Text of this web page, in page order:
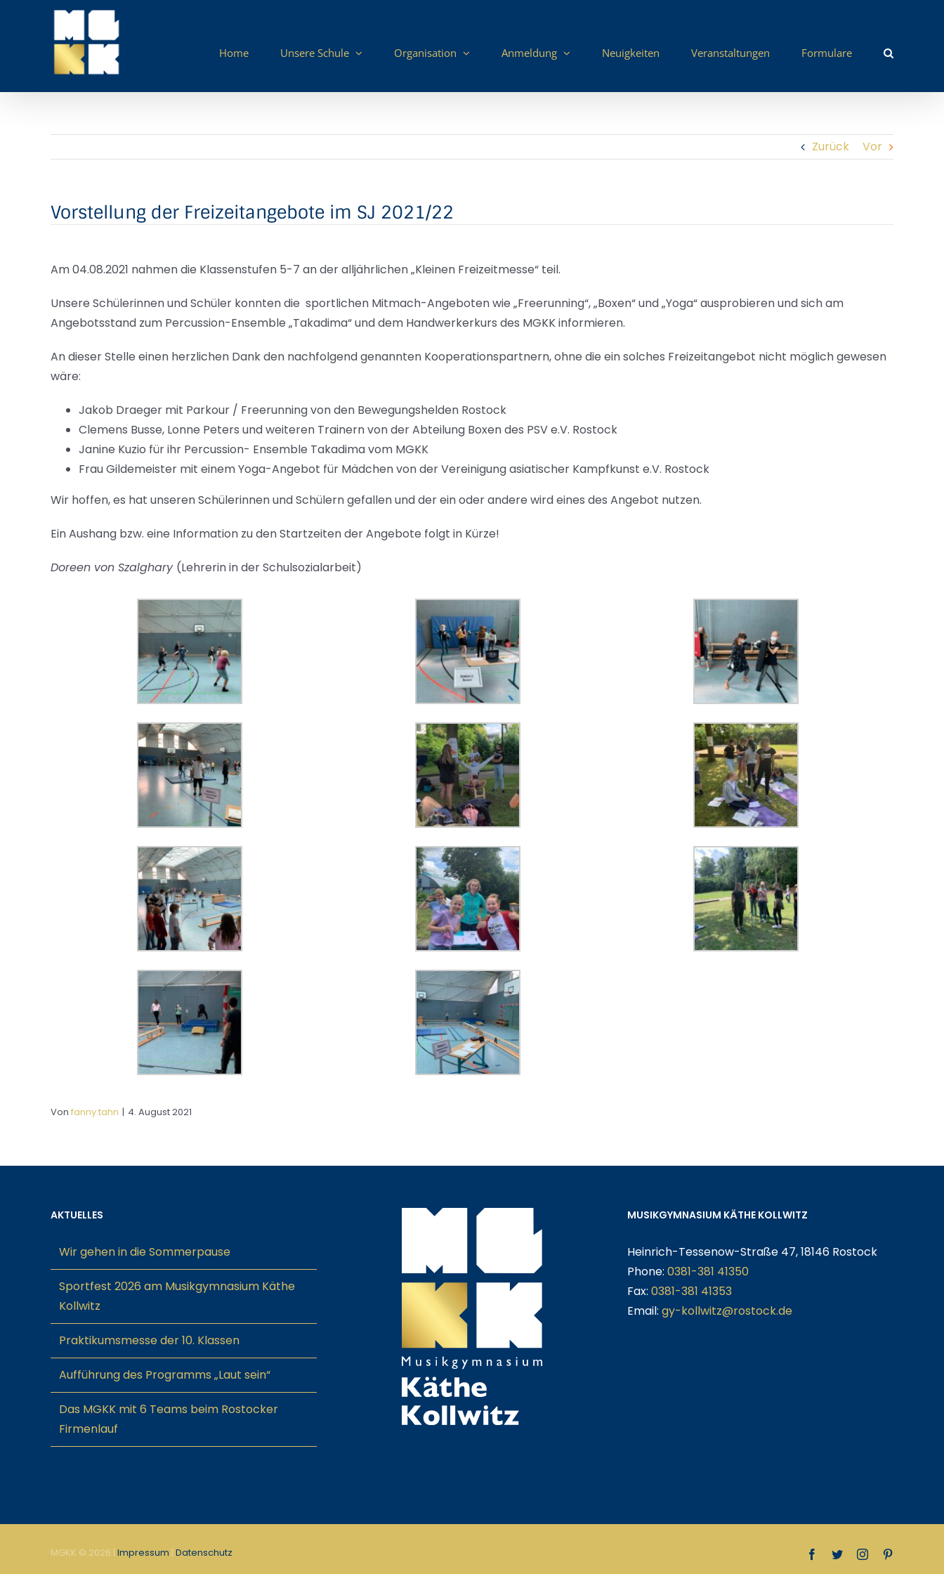
Home Unsere Schule Organisation Anmeldung Neuigkeiten Veranstaltungen Formulare
Zurück Vor
Vorstellung der Freizeitangebote im SJ 2021/22
Am 04.08.2021 nahmen die Klassenstufen 5-7 an der alljährlichen „Kleinen Freizeitmesse“ teil.
Unsere Schülerinnen und Schüler konnten die sportlichen Mitmach-Angeboten wie „Freerunning“, „Boxen“ und „Yoga“ ausprobieren und sich am
Angebotsstand zum Percussion-Ensemble „Takadima“ und dem Handwerkerkurs des MGKK informieren.
An dieser Stelle einen herzlichen Dank den nachfolgend genannten Kooperationspartnern, ohne die ein solches Freizeitangebot nicht möglich gewesen
wäre:
Jakob Draeger mit Parkour / Freerunning von den Bewegungshelden Rostock
Clemens Busse, Lonne Peters und weiteren Trainern von der Abteilung Boxen des PSV e.V. Rostock
Janine Kuzio für ihr Percussion- Ensemble Takadima vom MGKK
Frau Gildemeister mit einem Yoga-Angebot für Mädchen von der Vereinigung asiatischer Kampfkunst e.V. Rostock
Wir hoffen, es hat unseren Schülerinnen und Schülern gefallen und der ein oder andere wird eines des Angebot nutzen.
Ein Aushang bzw. eine Information zu den Startzeiten der Angebote folgt in Kürze!
Doreen von Szalghary (Lehrerin in der Schulsozialarbeit)
Von fanny.tahn | 4. August 2021
AKTUELLES
Wir gehen in die Sommerpause
Sportfest 2026 am Musikgymnasium Käthe
Kollwitz
Praktikumsmesse der 10. Klassen
Aufführung des Programms „Laut sein“
Das MGKK mit 6 Teams beim Rostocker
Firmenlauf
MUSIKGYMNASIUM KÄTHE KOLLWITZ
Heinrich-Tessenow-Straße 47, 18146 Rostock
Phone:0381-381 41350
Fax:0381-381 41353
Email:gy-kollwitz@rostock.de
MGKK © 2026 | Impressum | Datenschutz Facebook
TwitterInstagram